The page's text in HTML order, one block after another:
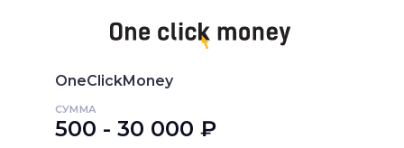
OneClickMoney
СУММА
500 - 30 000 ₽